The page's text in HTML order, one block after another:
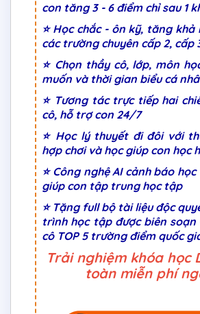
con tăng 3 - 6 điểm chỉ sau 1
⭐ Học chắc - ôn kỹ, tăng
các trường chuyên cấp 2, cấp
⭐ Chọn thầy cô, lớp, môn
muốn và thời gian biểu cá
⭐ Tương tác trực tiếp hai
cô, hỗ trợ con 24/7
⭐ Học lý thuyết đi đôi với
hợp chơi và học giúp con học
⭐ Công nghệ AI cảnh báo
giúp con tập trung học tập
⭐ Tặng full bộ tài liệu độc
trình học tập được biên
cô TOP 5 trường điểm quốc
Trải nghiệm khóa học
toàn miễn phí